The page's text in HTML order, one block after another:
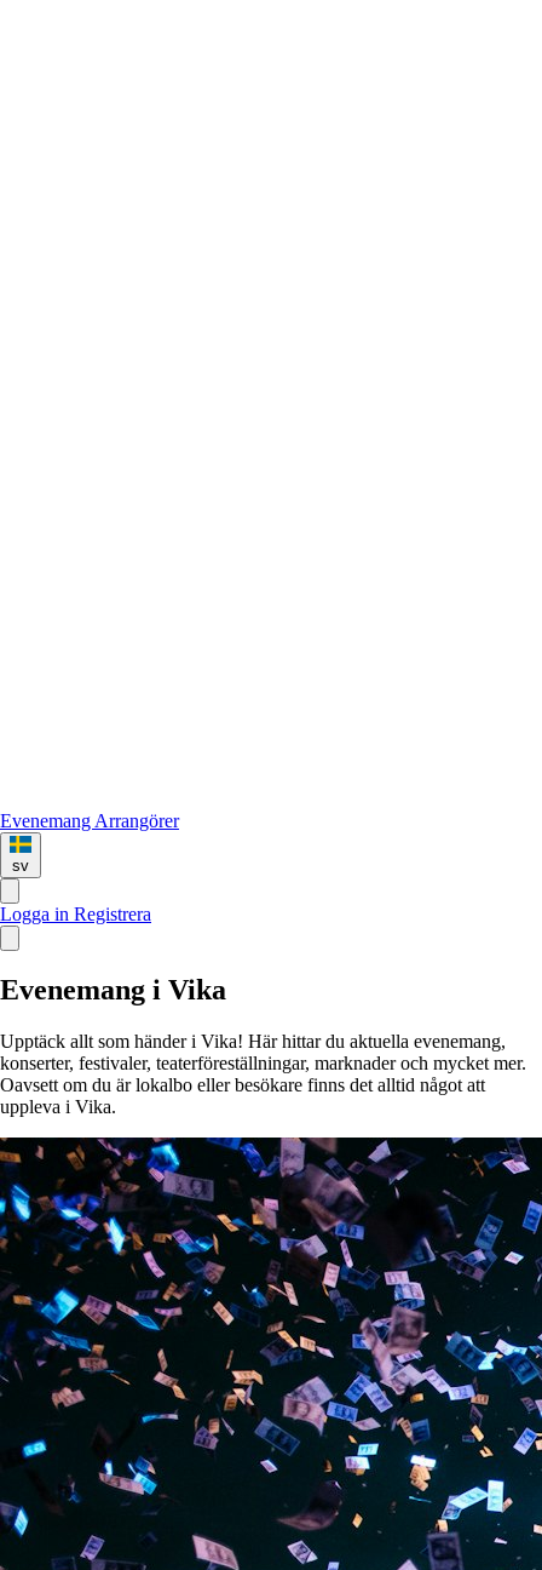
Evenemang Arrangörer
sv
Logga in Registrera
Evenemang i Vika
Upptäck allt som händer i Vika! Här hittar du aktuella evenemang,
konserter, festivaler, teaterföreställningar, marknader och mycket mer.
Oavsett om du är lokalbo eller besökare finns det alltid något att
uppleva i Vika.